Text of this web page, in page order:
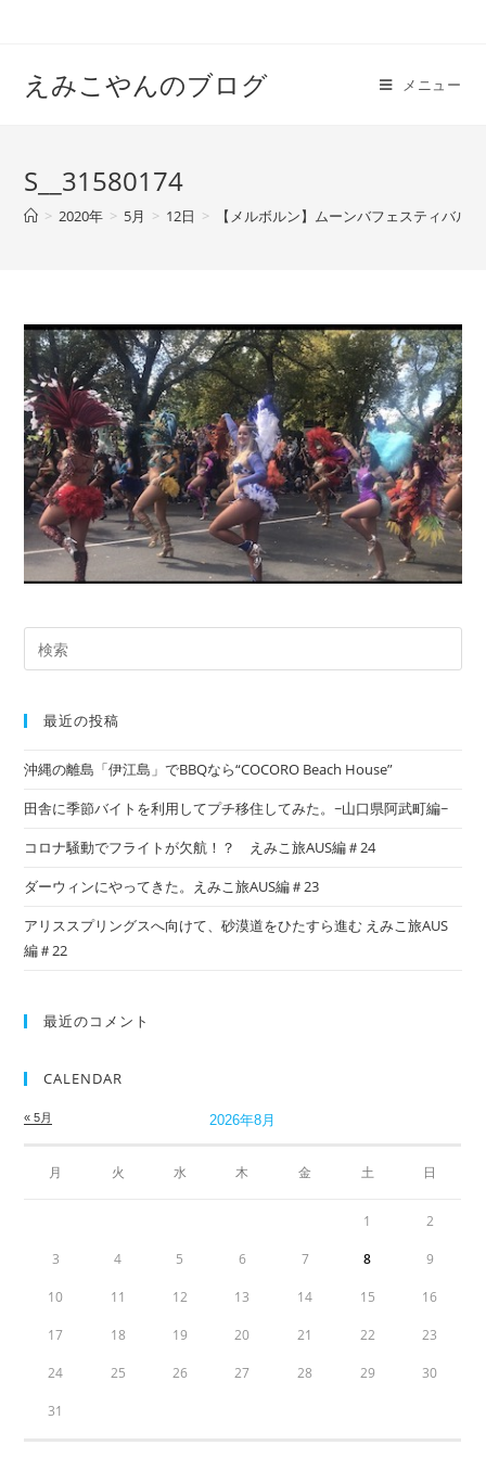
えみこやんのブログ メニュー
S__31580174
> 2020年 > 5月 > 12日 > 【メルボルン】ムーンバフェスティバル
最近の投稿
沖縄の離島「伊江島」でBBQなら“COCORO Beach House”
田舎に季節バイトを利用してプチ移住してみた。~山口県阿武町編~
コロナ騒動でフライトが欠航！？ えみこ旅AUS編＃24
ダーウィンにやってきた。えみこ旅AUS編＃23
アリススプリングスへ向けて、砂漠道をひたすら進む えみこ旅AUS
編＃22
最近のコメント
CALENDAR
2026年8月
月 火 水 木 金 土 日
« 5月
1 2
3 4 5 6 7 8 9
10 11 12 13 14 15 16
17 18 19 20 21 22 23
24 25 26 27 28 29 30
31